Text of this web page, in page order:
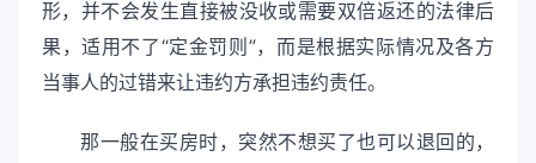
形，并不会发生直接被没收或需要双倍返还的法律后
果，适用不了“定金罚则”，而是根据实际情况及各方
当事人的过错来让违约方承担违约责任。
那一般在买房时，突然不想买了也可以退回的，